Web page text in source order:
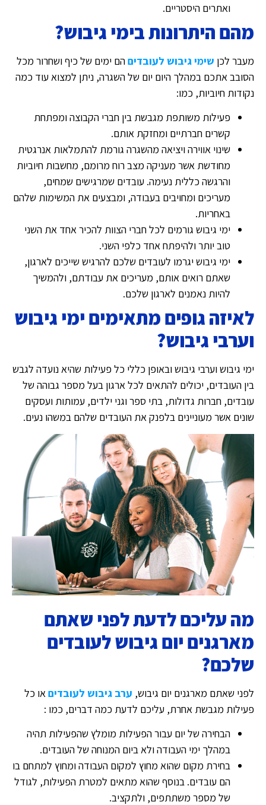
ואתרים היסטריים.
מהם היתרונות בימי גיבוש?
מעבר לכן שימי גיבוש לעובדיםהם ימים של כיף ושחרור מכל
הסובב אתכם במהלך היום יום של השגרה, ניתן למצוא עוד כמה
נקודות חיוביות, כמו:
פעילות משותפת מגבשת בין חברי הקבוצה ומפתחת
קשרים חברתיים ומחזקת אותם.
שינוי אווירה ויציאה מהשגרה גורמת להתמלאות אנרגטית
מחודשת אשר מעניקה מצב רוח מרומם, מחשבות חיוביות
והרגשה כללית נעימה. עובדים שמרגישים שמחים,
מעריכים ומחויבים בעבודה, ומבצעים את המשימות שלהם
באחריות.
ימי גיבוש גורמים לכל חברי הצוות להכיר אחד את השני
טוב יותר ולהיפתח אחד כלפי השני.
ימי גיבוש יגרמו לעובדים שלכם להרגיש שייכים לארגון,
שאתם רואים אותם, מעריכים את עבודתם, ולהמשיך
להיות נאמנים לארגון שלכם.
לאיזה גופים מתאימים ימי גיבוש
וערבי גיבוש?
ימי גיבוש וערבי גיבוש ובאופן כללי כל פעילות שהיא נועדה לגבש
בין העובדים, יכולים להתאים לכל ארגון בעל מספר גבוהה של
עובדים, חברות גדולות, בתי ספר וגני ילדים, עמותות ועסקים
שונים אשר מעוניינים בלפנק את העובדים שלהם במשהו נעים.
מה עליכם לדעת לפני שאתם
מארגנים יום גיבוש לעובדים
שלכם?
לפני שאתם מארגנים יום גיבוש, ערב גיבוש לעובדיםאו כל
פעילות מגבשת אחרת, עליכם לדעת כמה דברים, כמו :
הבחירה של יום עבור הפעילות מומלץ שהפעילות תהיה
במהלך ימי העבודה ולא ביום המנוחה של העובדים.
בחירת מקום שהוא מחוץ למקום העבודה ומחוץ למתחם בו
הם עובדים. בנוסף שהוא מתאים למטרת הפעילות, לגודל
של מספר משתתפים, ולתקציב.